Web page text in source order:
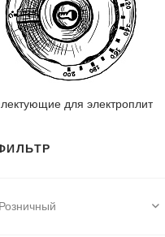
для электроплит
Розничный